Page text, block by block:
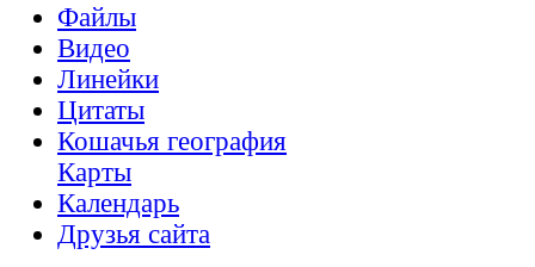
Файлы
Видео
Линейки
Цитаты
Кошачья география
Карты
Календарь
Друзья сайта